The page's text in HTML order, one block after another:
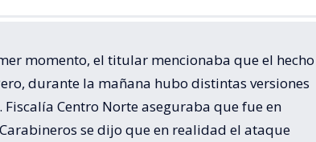
momento, el titular mencionaba que el hecho
durante la mañana hubo distintas versiones
Centro Norte aseguraba que fue en
se dijo que en realidad el ataque